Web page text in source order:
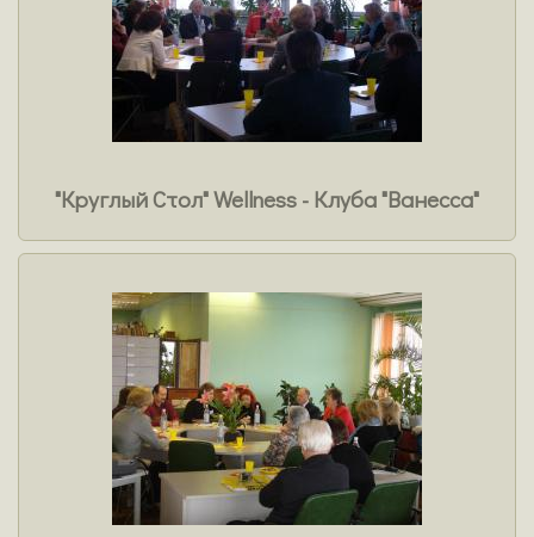
"Круглый Стол" Wellness - Клуба "Ванесса"